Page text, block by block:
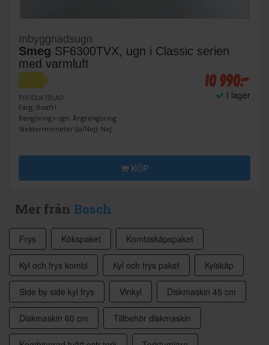
Inbyggnadsugn
Smeg SF6300TVX, ugn i Classic serien
med varmluft
A
PRODUKTBLAD
Färg: Rostfri
Rengöring i ugn: Ångrengöring
Stektermometer (Ja/Nej): Nej
10 990:-
I lager
KÖP
Mer från Bosch
Frys Kökspaket Kombiskåpspaket
Kyl och frys kombi Kyl och frys paket Kylskåp
Side by side kyl frys Vinkyl Diskmaskin 45 cm
Diskmaskin 60 cm Tillbehör diskmaskin